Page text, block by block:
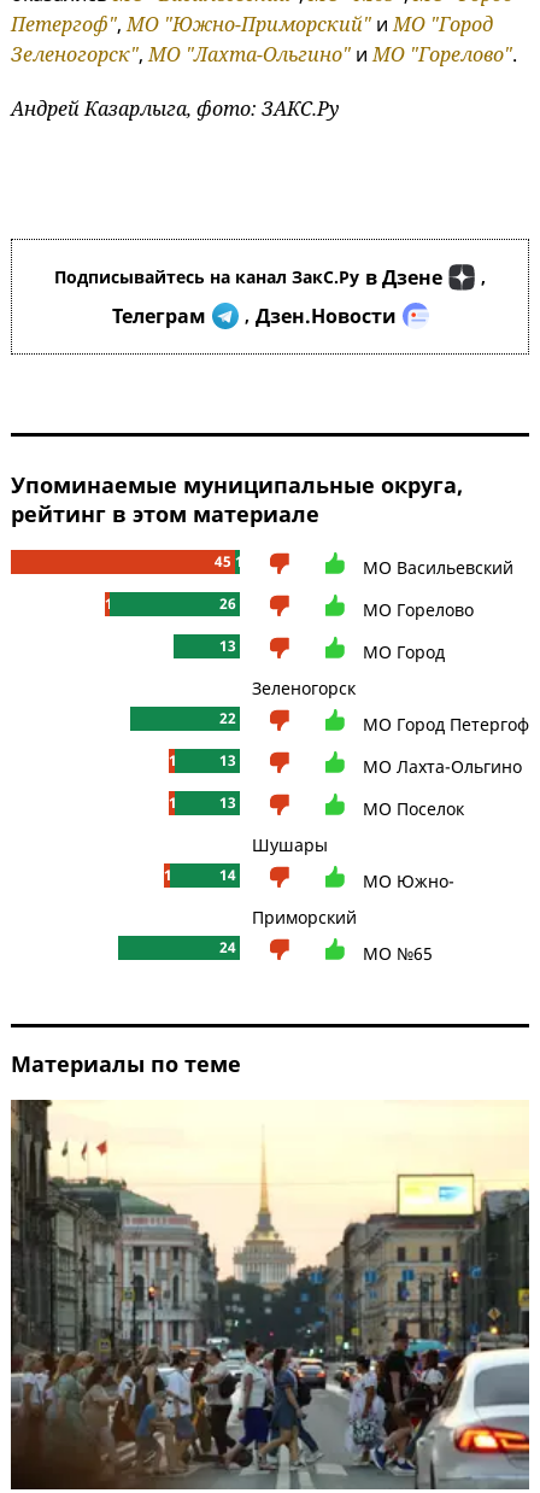
Петергоф",МО "Южно-Приморский" иМО "Город
Зеленогорск",МО "Лахта-Ольгино" иМО "Горелово".
Андрей Казарлыга, фото: ЗАКС.Ру
Подписывайтесь на канал ЗакС.Ру в Дзене ,
Телеграм , Дзен.Новости
Упоминаемые муниципальные округа,
рейтинг в этом материале
451 МО Васильевский
1 26 МО Горелово
13
МО Город
Зеленогорск
22 МО Город Петергоф
1 13 МО Лахта-Ольгино
1 13
МО Поселок
Шушары
1 14
МО Южно-
Приморский
24 МО №65
Материалы по теме